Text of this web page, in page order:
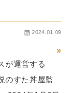
2024.01.09
»
が運営する
のすた丼屋監